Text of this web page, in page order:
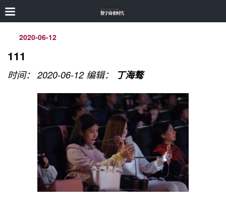
2020-06-12
111
时间： 2020-06-12 编辑： 丁海骜